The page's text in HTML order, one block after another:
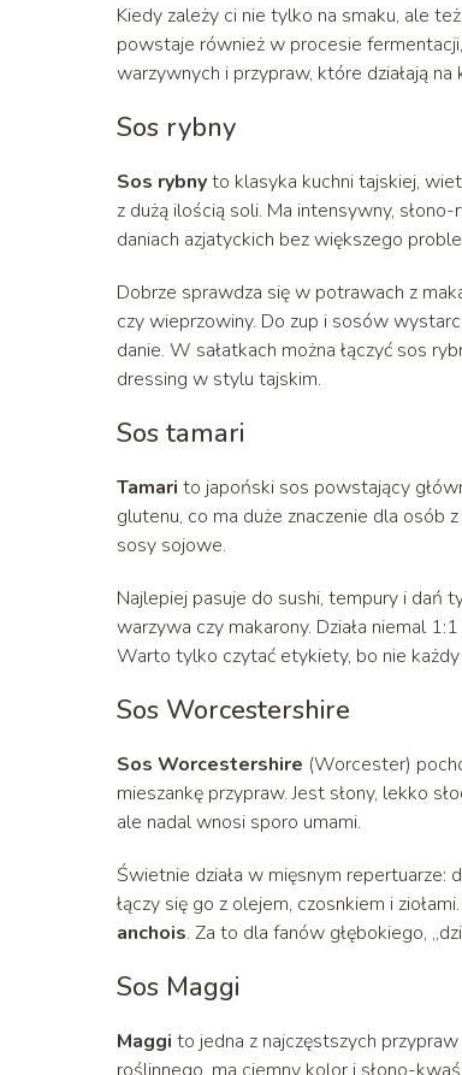
Kiedy zależy ci nie tylko na smaku, ale
powstaje również w procesie
warzywnych i przypraw, które działają
Sos rybny
Sos rybnyto klasyka kuchni tajskiej,
z dużą ilością soli. Ma intensywny,
daniach azjatyckich bez większego
Dobrze sprawdza się w potrawach z
czy wieprzowiny. Do zup i sosów
danie. W sałatkach można łączyć sos
dressing w stylu tajskim.
Sos tamari
Tamari to japoński sos powstający
glutenu, co ma duże znaczenie dla osób
sosy sojowe.
Najlepiej pasuje do sushi, tempury i dań
warzywa czy makarony. Działa niemal
Warto tylko czytać etykiety, bo nie
Sos Worcestershire
Sos Worcestershire (Worcester)
mieszankę przypraw. Jest słony, lekko
ale nadal wnosi sporo umami.
Świetnie działa w mięsnym
łączy się go z olejem, czosnkiem i
anchois. Za to dla fanów głębokiego,
Sos Maggi
Maggi to jedna z najczęstszych